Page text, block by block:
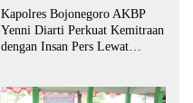
Kapolres Bojonegoro AKBP
Yenni Diarti Perkuat Kemitraan
dengan Insan Pers Lewat